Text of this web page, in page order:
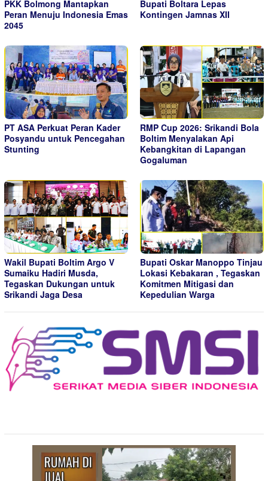
PKK Bolmong Mantapkan
Peran Menuju Indonesia Emas
2045
Bupati Boltara Lepas
Kontingen Jamnas XII
PT ASA Perkuat Peran Kader
Posyandu untuk Pencegahan
Stunting
RMP Cup 2026: Srikandi Bola
Boltim Menyalakan Api
Kebangkitan di Lapangan
Gogaluman
Wakil Bupati Boltim Argo V
Sumaiku Hadiri Musda,
Tegaskan Dukungan untuk
Srikandi Jaga Desa
Bupati Oskar Manoppo Tinjau
Lokasi Kebakaran , Tegaskan
Komitmen Mitigasi dan
Kepedulian Warga